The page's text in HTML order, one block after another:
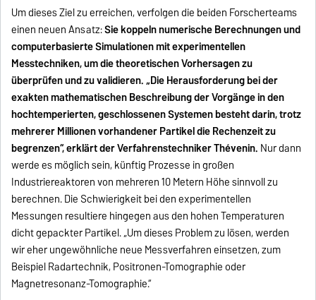
Um dieses Ziel zu erreichen, verfolgen die beiden Forscherteams
einen neuen Ansatz:Sie koppeln numerische Berechnungen und
computerbasierte Simulationen mit experimentellen
Messtechniken, um die theoretischen Vorhersagen zu
überprüfen und zu validieren. „Die Herausforderung bei der
exakten mathematischen Beschreibung der Vorgänge in den
hochtemperierten, geschlossenen Systemen besteht darin, trotz
mehrerer Millionen vorhandener Partikel die Rechenzeit zu
begrenzen“, erklärt der Verfahrenstechniker Thévenin. Nur dann
werde es möglich sein, künftig Prozesse in großen
Industriereaktoren von mehreren 10 Metern Höhe sinnvoll zu
berechnen. Die Schwierigkeit bei den experimentellen
Messungen resultiere hingegen aus den hohen Temperaturen
dicht gepackter Partikel. „Um dieses Problem zu lösen, werden
wir eher ungewöhnliche neue Messverfahren einsetzen, zum
Beispiel Radartechnik, Positronen-Tomographie oder
Magnetresonanz-Tomographie.“